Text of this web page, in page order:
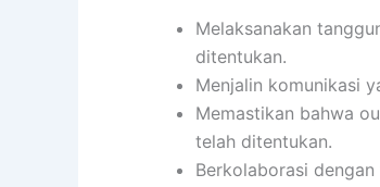
Melaksanakan
ditentukan.
Menjalin komunikasi
Memastikan bahwa
telah ditentukan.
Berkolaborasi